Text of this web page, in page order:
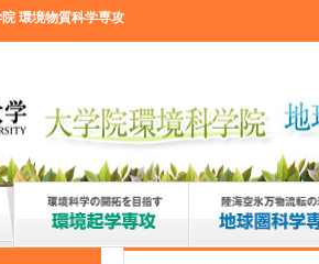
環境物質科学専攻